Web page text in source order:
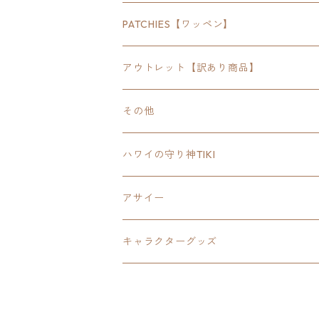
18inchオクタゴン八角形
24inchオクタゴン八角形
18inch×18inchスクエア正方形
California State Routeカリフォルニア州
Interstate 州間道路型
U.S. Route国道（アメリカ）
アウトドア
スポーツ
ピクトグラム
ブランド
ミリタリー
ゲーム
SEWTS
FOODIE
SHORTS
KIDS
POMONA
PATCHIES【ワッペン】
アウトレット【訳あり商品】
その他
ハワイの守り神TIKI
アサイー
キャラクターグッズ